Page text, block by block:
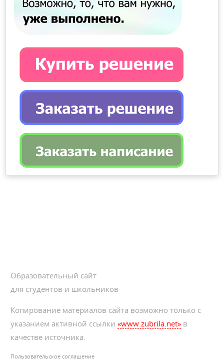
Образовательный сайт
для студентов и школьников
Копирование материалов сайта возможно только с
указанием активной ссылки«www.zubrila.net» в
качестве источника.
Пользовательское соглашение